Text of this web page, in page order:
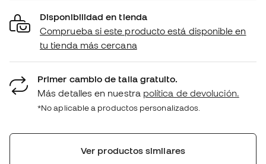
Disponibilidad en tienda
Comprueba si este producto está disponible en
tu tienda más cercana
Primer cambio de talla gratuito.
Más detalles en nuestra política de devolución.
*No aplicable a productos personalizados.
Ver productos similares